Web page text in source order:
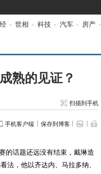
- 世相 - 科技 - 汽车 - 房产 -
熟的见证？
扫描到手机
手机客户端 保存到博客
的话题还远没有结束，戴琳造
法，他以齐达内、马拉多纳、